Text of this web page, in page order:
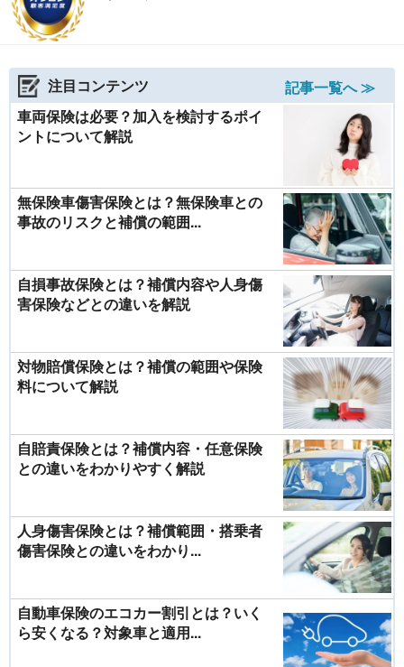
注目コンテンツ
記事一覧へ ≫
車両保険は必要？加入を検討するポイ
ントについて解説
無保険車傷害保険とは？無保険車との
事故のリスクと補償の範囲...
自損事故保険とは？補償内容や人身傷
害保険などとの違いを解説
対物賠償保険とは？補償の範囲や保険
料について解説
自賠責保険とは？補償内容・任意保険
との違いをわかりやすく解説
人身傷害保険とは？補償範囲・搭乗者
傷害保険との違いをわかり...
自動車保険のエコカー割引とは？いく
ら安くなる？対象車と適用...